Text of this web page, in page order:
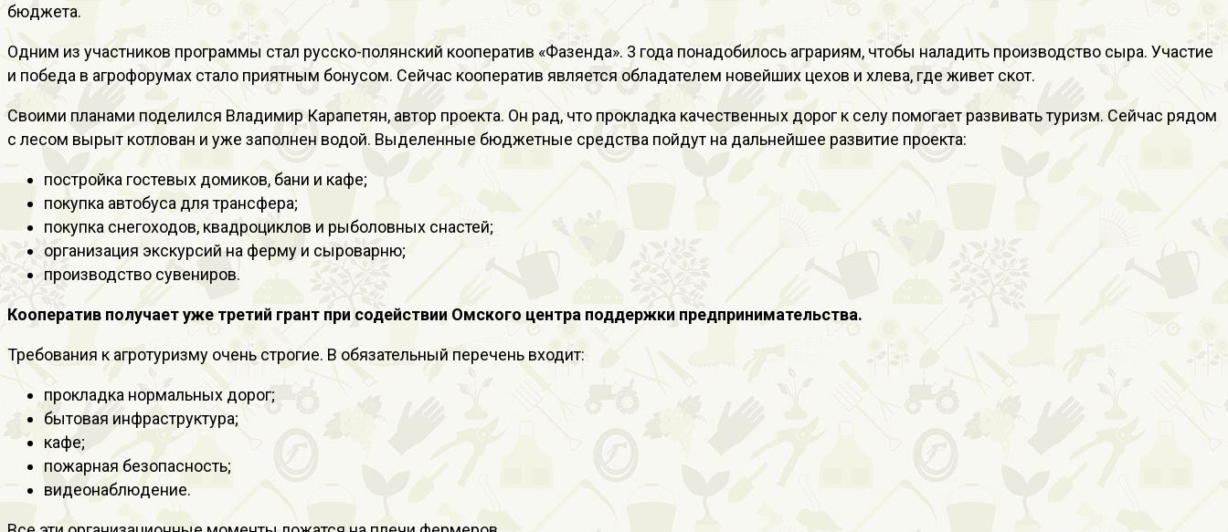
бюджета.
Одним из участников программы стал русско-полянский кооператив «Фазенда». 3 года понадобилось аграриям, чтобы наладить производство сыра. Участие
и победа в агрофорумах стало приятным бонусом. Сейчас кооператив является обладателем новейших цехов и хлева, где живет скот.
Своими планами поделился Владимир Карапетян, автор проекта. Он рад, что прокладка качественных дорог к селу помогает развивать туризм. Сейчас рядом
с лесом вырыт котлован и уже заполнен водой. Выделенные бюджетные средства пойдут на дальнейшее развитие проекта:
постройка гостевых домиков, бани и кафе;
покупка автобуса для трансфера;
покупка снегоходов, квадроциклов и рыболовных снастей;
организация экскурсий на ферму и сыроварню;
производство сувениров.
Кооператив получает уже третий грант при содействии Омского центра поддержки предпринимательства.
Требования к агротуризму очень строгие. В обязательный перечень входит:
прокладка нормальных дорог;
бытовая инфраструктура;
кафе;
пожарная безопасность;
видеонаблюдение.